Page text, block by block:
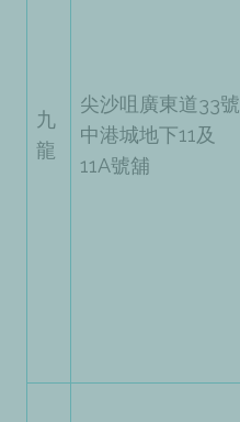
九
龍
尖沙咀廣東道33號
中港城地下11及
11A號舖